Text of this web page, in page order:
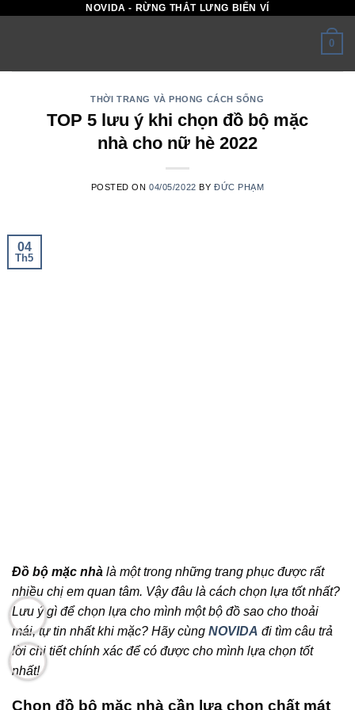
NOVIDA - RỪNG THẮT LƯNG BIỂN VÍ
0
THỜI TRANG VÀ PHONG CÁCH SỐNG
TOP 5 lưu ý khi chọn đồ bộ mặc
nhà cho nữ hè 2022
POSTED ON04/05/2022 BY ĐỨC PHẠM
04
Th5
Đồ bộ mặc nhà là một trong những trang phục được rất
nhiều chị em quan tâm. Vậy đâu là cách chọn lựa tốt nhất?
Lưu ý gì để chọn lựa cho mình một bộ đồ sao cho thoải
mái, tự tin nhất khi mặc? Hãy cùng NOVIDA đi tìm câu trả
lời chi tiết chính xác để có được cho mình lựa chọn tốt
nhất!
Chọn đồ bộ mặc nhà cần lựa chọn chất mát